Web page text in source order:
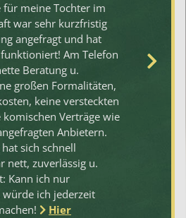
für meine Tochter im
war sehr kurzfristig
angefragt und hat
Am Telefon
Beratung u.
großen Formalitäten,
keine versteckten
komischen Verträge wie
Anbietern.
sich schnell
nett, zuverlässig u.
Kann ich nur
ich jederzeit
Hier